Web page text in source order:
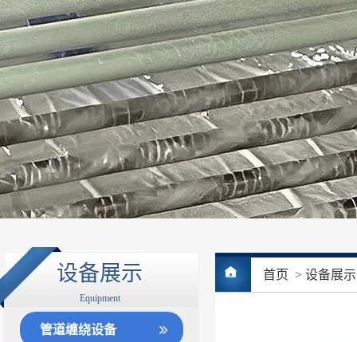
设备展示
Equipment
管道缠绕设备
首页 > 设备展示